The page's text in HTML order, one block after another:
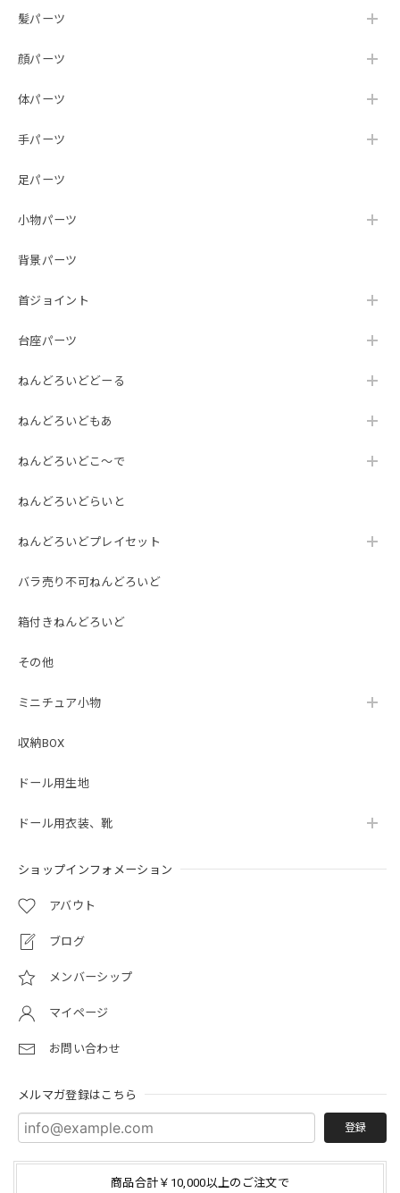
髪パーツ
顔パーツ
体パーツ
手パーツ
足パーツ
小物パーツ
背景パーツ
首ジョイント
台座パーツ
ねんどろいどどーる
ねんどろいどもあ
ねんどろいどこ～で
ねんどろいどらいと
ねんどろいどプレイセット
バラ売り不可ねんどろいど
箱付きねんどろいど
その他
ミニチュア小物
収納BOX
ドール用生地
ドール用衣装、靴
ショップインフォメーション
アバウト
ブログ
メンバーシップ
マイページ
お問い合わせ
メルマガ登録はこちら
登録
商品合計￥10,000以上のご注文で